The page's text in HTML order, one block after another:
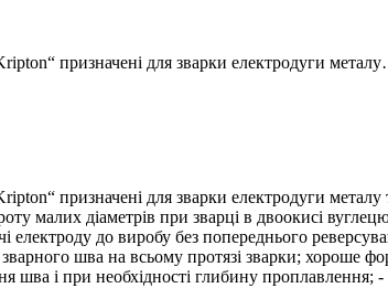
призначені для зварки електродуги
призначені для зварки електродуги металу
малих діаметрів при зварці в двоокисі
до виробу без попереднього
шва на всьому протязі зварки; хороше
і при необхідності глибину проплавлення; -